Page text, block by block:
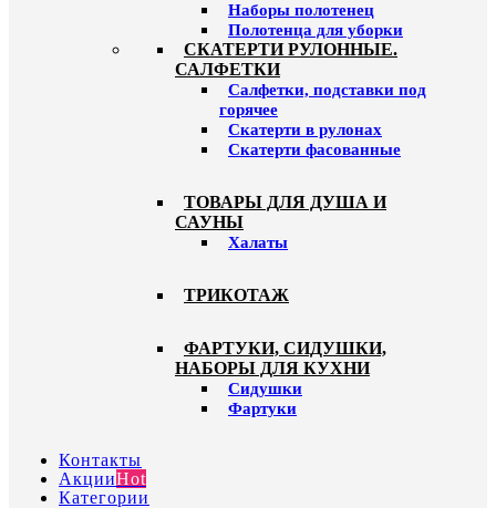
Наборы полотенец
Полотенца для уборки
СКАТЕРТИ РУЛОННЫЕ.
САЛФЕТКИ
Салфетки, подставки под
горячее
Скатерти в рулонах
Скатерти фасованные
ТОВАРЫ ДЛЯ ДУША И
САУНЫ
Халаты
ТРИКОТАЖ
ФАРТУКИ, СИДУШКИ,
НАБОРЫ ДЛЯ КУХНИ
Сидушки
Фартуки
Контакты
АкцииHot
Категории